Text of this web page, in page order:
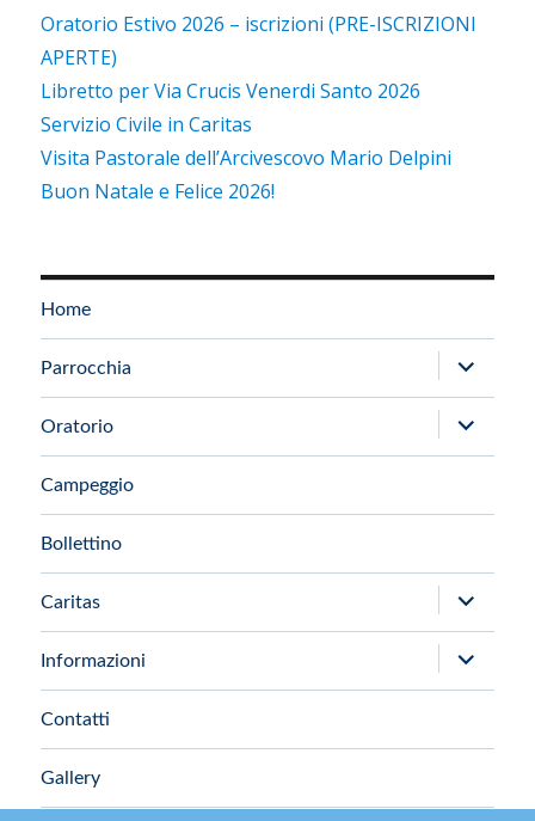
Oratorio Estivo 2026 – iscrizioni (PRE-ISCRIZIONI
APERTE)
Libretto per Via Crucis Venerdi Santo 2026
Servizio Civile in Caritas
Visita Pastorale dell’Arcivescovo Mario Delpini
Buon Natale e Felice 2026!
Home
Parrocchia
apri
i
menu
Oratorio
apri
i
Campeggio
Bollettino
Caritas
apri
i
menu
Informazioni
apri
i
Contatti
Gallery